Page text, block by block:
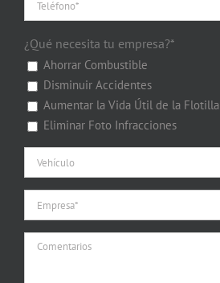
¿Qué necesita tu empresa?*
Ahorrar Combustible
Disminuir Accidentes
Aumentar la Vida Útil de la Flotilla
Eliminar Foto Infracciones